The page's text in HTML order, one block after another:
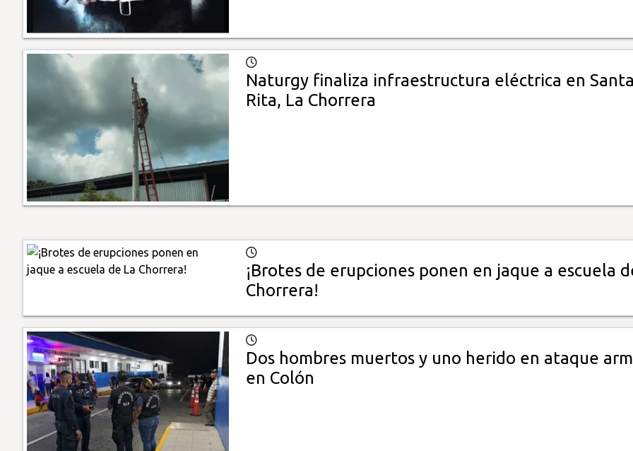
Naturgy finaliza infraestructura eléctrica en
Rita, La Chorrera
¡Brotes de erupciones ponen en jaque a escuela
Chorrera!
Dos hombres muertos y uno herido en ataque
en Colón